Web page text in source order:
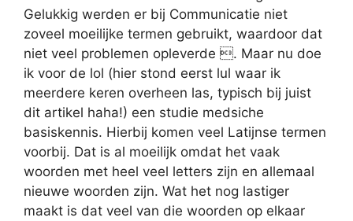
Gelukkig werden er bij Communicatie niet
zoveel moeilijke termen gebruikt, waardoor dat
niet veel problemen opleverde . Maar nu doe
ik voor de lol (hier stond eerst lul waar ik
meerdere keren overheen las, typisch bij juist
dit artikel haha!) een studie medsiche
basiskennis. Hierbij komen veel Latijnse termen
voorbij. Dat is al moeilijk omdat het vaak
woorden met heel veel letters zijn en allemaal
nieuwe woorden zijn. Wat het nog lastiger
maakt is dat veel van die woorden op elkaar